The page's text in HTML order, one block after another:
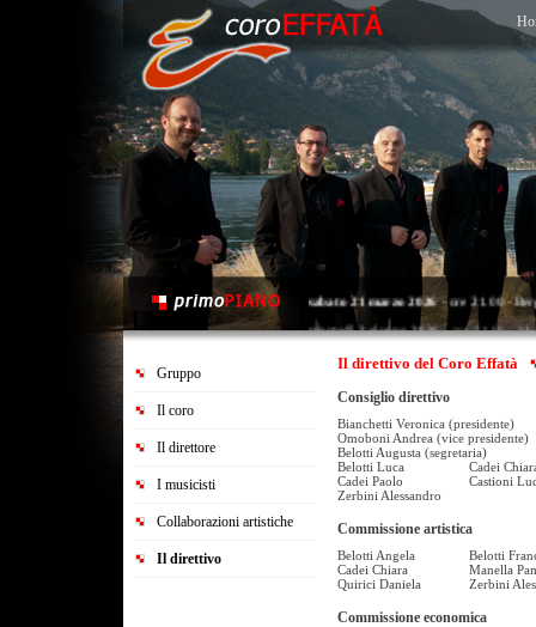
sabato 21 marzo 2026- ore 21.00 -
martedì 2 giugno 2026- ore 21.00 -
Gruppo
Il coro
Il direttore
I musicisti
Collaborazioni artistiche
Il direttivo
Il direttivo del Coro Effatà
Consiglio direttivo
Bianchetti Veronica (presidente)
Omoboni Andrea (vice presidente)
Belotti Augusta (segretaria)
Belotti Luca
Cadei
Cadei Paolo
Castioni
Zerbini Alessandro
Commissione artistica
Belotti Angela
Belotti
Cadei Chiara
Manella
Quirici Daniela
Zerbini
Commissione economica